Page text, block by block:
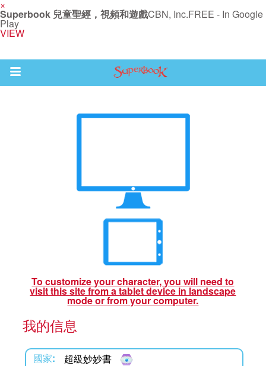
×
Superbook 兒童聖經，視頻和遊戲CBN, Inc.FREE - In Google
Play
VIEW
Return to Content
To customize your character, you will need to
visit this site from a tablet device in landscape
mode or from your computer.
我的信息
國家: 超級妙妙書